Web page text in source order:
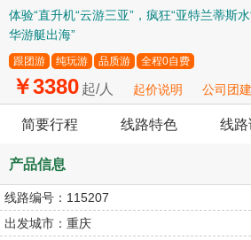
体验“直升机“云游三亚”，疯狂“亚特兰蒂斯
华游艇出海”
跟团游 纯玩游 品质游 全程0自费
￥3380 起/人 起价说明 公司团
简要行程 线路特色 线
产品信息
线路编号： 115207
出发城市： 重庆